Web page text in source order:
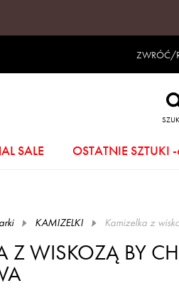
ZWRÓĆ/
SALE OSTATNIE SZTUKI
KAMIZELKI kamizelka z
Z WISKOZĄ BY